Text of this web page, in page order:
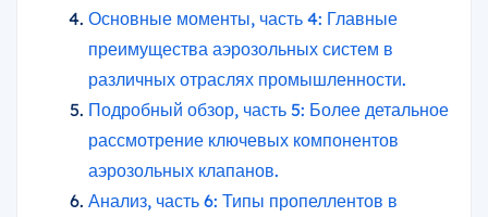
Основные моменты, часть 4: Главные
преимущества аэрозольных систем в
различных отраслях промышленности.
Подробный обзор, часть 5: Более детальное
рассмотрение ключевых компонентов
аэрозольных клапанов.
Анализ, часть 6: Типы пропеллентов в